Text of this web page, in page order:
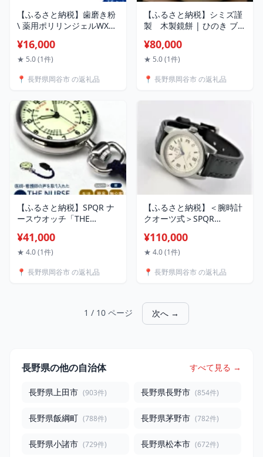
【ふるさと納税】歯磨き粉
\ 薬用ポリリンジェルWX
歯磨き 歯磨き粉 分割ポリ
リン酸 ステイン除去 コー
メンテナンス 白くする 研
リジェンティス株式会社 リ
ジェンティス 歯磨き粉 歯
磨き粉
¥16,000
★ 5.0 (1件)
📍 長野県岡谷市 の返礼品
【ふるさと納税】シミズ謹
製 木製鏡餅 | ひのき ブラ
置物 家具 お祝い
¥80,000
★ 5.0 (1件)
📍 長野県岡谷市 の返礼品
【ふるさと納税】SPQR ナ
ースウオッチ「THE
日本製 看護師 看護学生 学
生 入学祝い 進学祝い 就職
チ 時計 男女兼用 男性 女性
ルスメーター 軽い 軽量 夜
¥41,000
★ 4.0 (1件)
📍 長野県岡谷市 の返礼品
【ふるさと納税】＜腕時計
クオーツ式＞SPQR
字盤【SOMESサドルレザー
バンド】 | 腕時計 時計 ブ
ズ レディース 男女兼用 ギ
黒 バンド7種
¥110,000
★ 4.0 (1件)
📍 長野県岡谷市 の返礼品
1 / 10 ページ 次へ →
長野県の他の自治体 すべて見る →
長野県上田市 (903件) 長野県長野市 (854件)
長野県飯綱町 (788件) 長野県茅野市 (782件)
長野県小諸市 (729件) 長野県松本市 (672件)